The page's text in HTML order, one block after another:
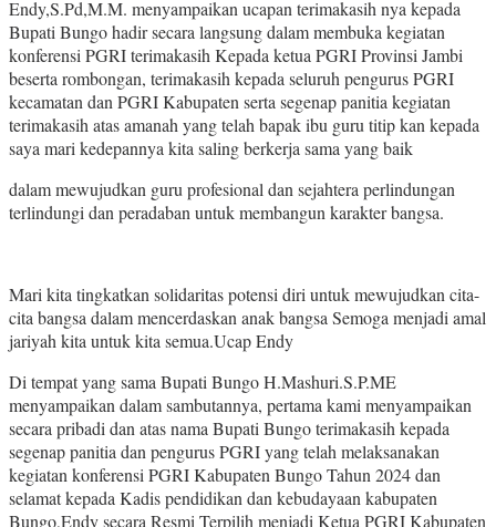
Endy,S.Pd,M.M. menyampaikan ucapan terimakasih nya kepada
Bupati Bungo hadir secara langsung dalam membuka kegiatan
konferensi PGRI terimakasih Kepada ketua PGRI Provinsi Jambi
beserta rombongan, terimakasih kepada seluruh pengurus PGRI
kecamatan dan PGRI Kabupaten serta segenap panitia kegiatan
terimakasih atas amanah yang telah bapak ibu guru titip kan kepada
saya mari kedepannya kita saling berkerja sama yang baik
dalam mewujudkan guru profesional dan sejahtera perlindungan
terlindungi dan peradaban untuk membangun karakter bangsa.
Mari kita tingkatkan solidaritas potensi diri untuk mewujudkan cita-
cita bangsa dalam mencerdaskan anak bangsa Semoga menjadi amal
jariyah kita untuk kita semua.Ucap Endy
Di tempat yang sama Bupati Bungo H.Mashuri.S.P.ME
menyampaikan dalam sambutannya, pertama kami menyampaikan
secara pribadi dan atas nama Bupati Bungo terimakasih kepada
segenap panitia dan pengurus PGRI yang telah melaksanakan
kegiatan konferensi PGRI Kabupaten Bungo Tahun 2024 dan
selamat kepada Kadis pendidikan dan kebudayaan kabupaten
Bungo,Endy secara Resmi Terpilih menjadi Ketua PGRI Kabupaten